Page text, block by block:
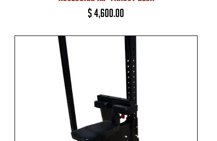
$ 4,600.00